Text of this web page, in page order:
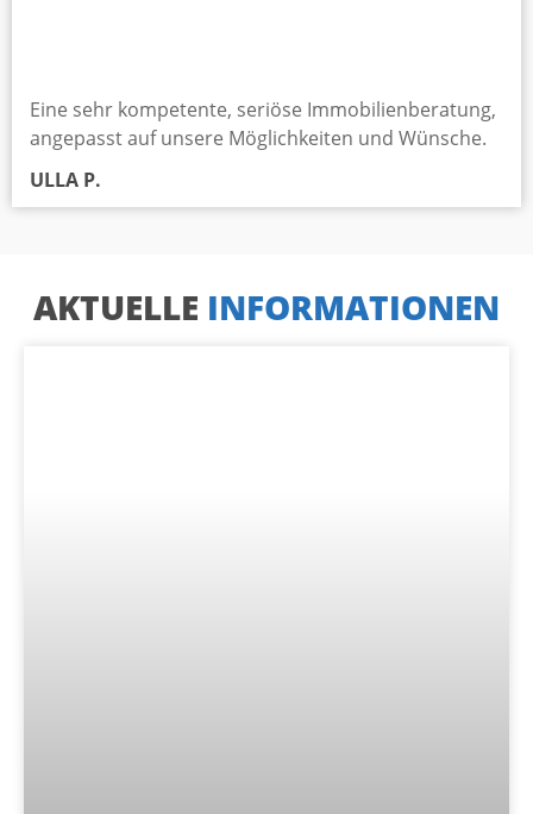
Eine sehr kompetente, seriöse Immobilienberatung,
angepasst auf unsere Möglichkeiten und Wünsche.
ULLA P.
AKTUELLE INFORMATIONEN